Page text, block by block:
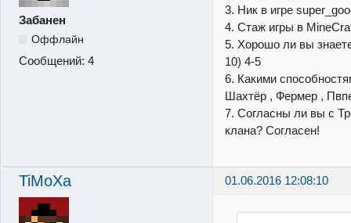
Забанен
Оффлайн
Сообщений: 4
3. Ник в игре
4. Стаж игры в
5. Хорошо ли вы
10) 4-5
6. Какими
Шахтёр , Фермер ,
7. Согласны ли вы с
клана? Согласен!
TiMoXa 01.06.2016 12:08:10